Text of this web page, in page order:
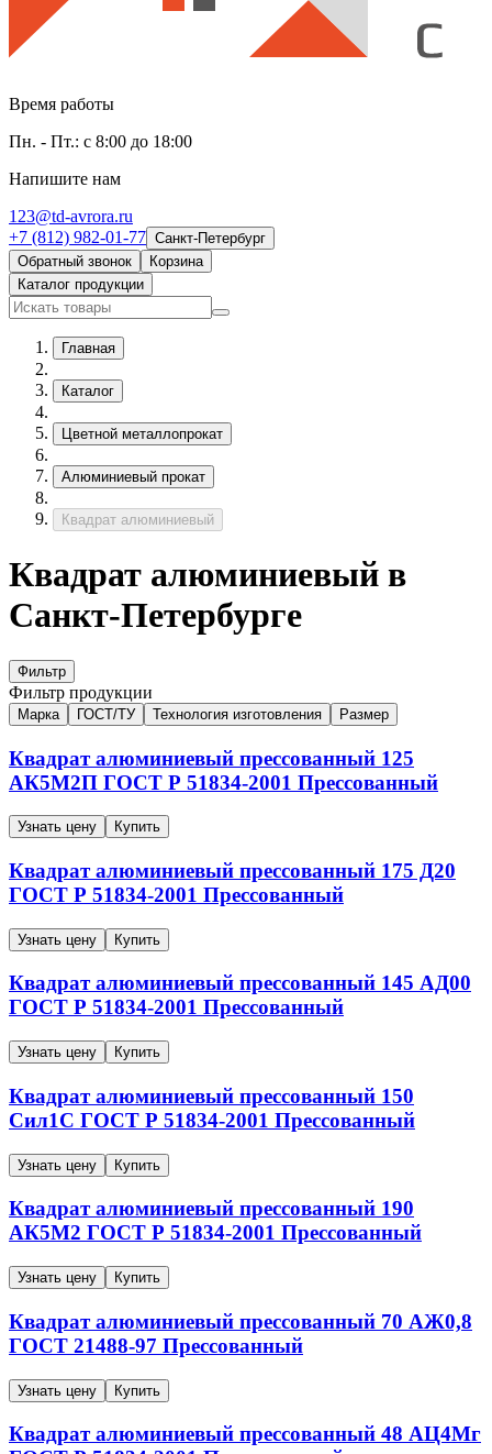
Время работы
Пн. - Пт.: с 8:00 до 18:00
Напишите нам
123@td-avrora.ru
+7 (812) 982-01-77 Санкт-Петербург
Обратный звонок
Корзина
Каталог продукции
Главная
Каталог
Цветной металлопрокат
Алюминиевый прокат
Квадрат алюминиевый
Квадрат алюминиевый в
Санкт-Петербурге
Фильтр
Фильтр продукции
Марка ГОСТ/ТУ Технология изготовления Размер
Квадрат алюминиевый прессованный 125
АК5М2П ГОСТ Р 51834-2001 Прессованный
Узнать цену Купить
Квадрат алюминиевый прессованный 175 Д20
ГОСТ Р 51834-2001 Прессованный
Узнать цену Купить
Квадрат алюминиевый прессованный 145 АД00
ГОСТ Р 51834-2001 Прессованный
Узнать цену Купить
Квадрат алюминиевый прессованный 150
Сил1С ГОСТ Р 51834-2001 Прессованный
Узнать цену Купить
Квадрат алюминиевый прессованный 190
АК5М2 ГОСТ Р 51834-2001 Прессованный
Узнать цену Купить
Квадрат алюминиевый прессованный 70 АЖ0,8
ГОСТ 21488-97 Прессованный
Узнать цену Купить
Квадрат алюминиевый прессованный 48 АЦ4Мг